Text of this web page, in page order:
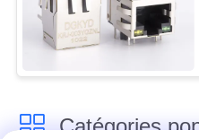
Catégories